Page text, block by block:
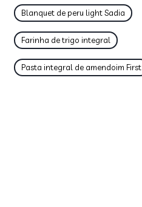
Blanquet de peru light Sadia
Farinha de trigo integral
Pasta integral de amendoim First